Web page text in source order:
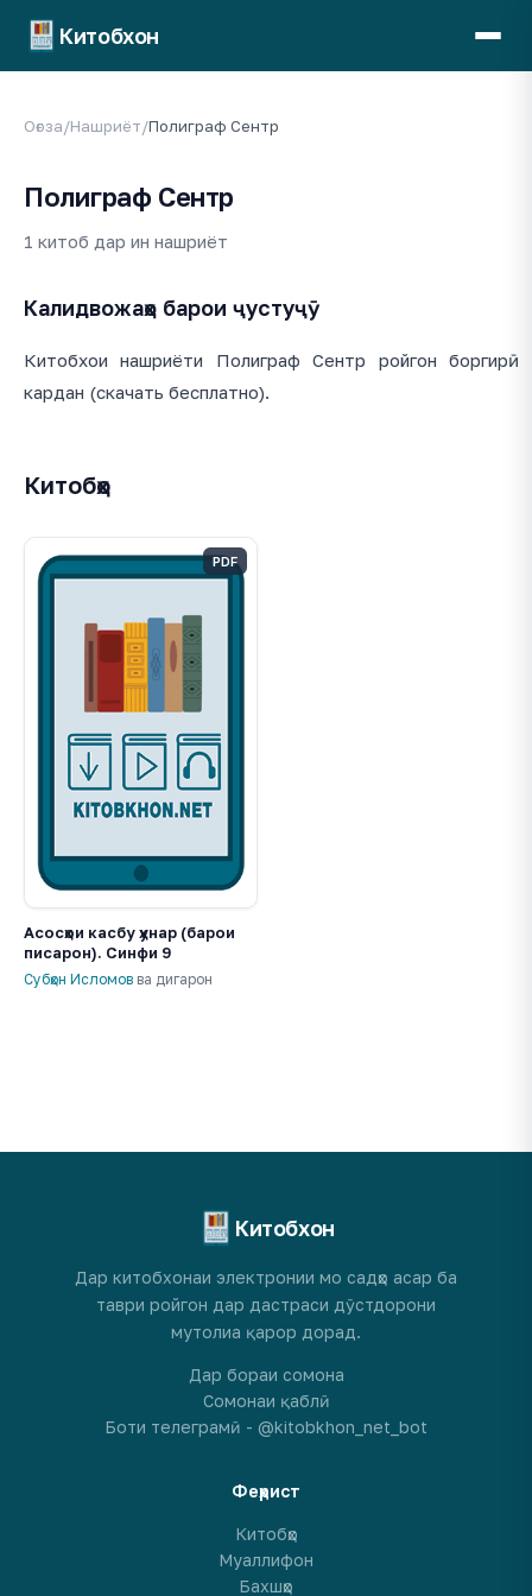
Китобхон
Оғоза/Нашриёт/Полиграф Сентр
Полиграф Сентр
1 китоб дар ин нашриёт
Калидвожаҳо барои ҷустуҷӯ
Китобхои нашриёти Полиграф Сентр ройгон боргирӣ
кардан (скачать бесплатно).
Китобҳо
PDF
Асосҳои касбу ҳунар (барои
писарон). Синфи 9
Субҳон Исломов ва дигарон
Китобхон
Дар китобхонаи электронии мо садҳо асар ба
таври ройгон дар дастраси дӯстдорони
мутолиа қарор дорад.
Дар бораи сомона
Сомонаи қаблӣ
Боти телеграмӣ - @kitobkhon_net_bot
Феҳрист
Китобҳо
Муаллифон
Бахшҳо